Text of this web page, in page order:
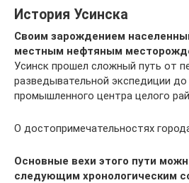
История Усинска
Своим зарождением
местным нефтяным
Усинск прошел сложный путь от
разведывательной экспедиции до
промышленного центра целого
О достопримечательностях
Основные вехи этого пути
следующим хронологическим